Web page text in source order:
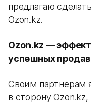
предлагаю
Ozon.kz.
Ozon.kz —
успешных
Своим партнерам
в сторону